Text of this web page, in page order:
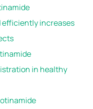
efficiently increases
in healthy